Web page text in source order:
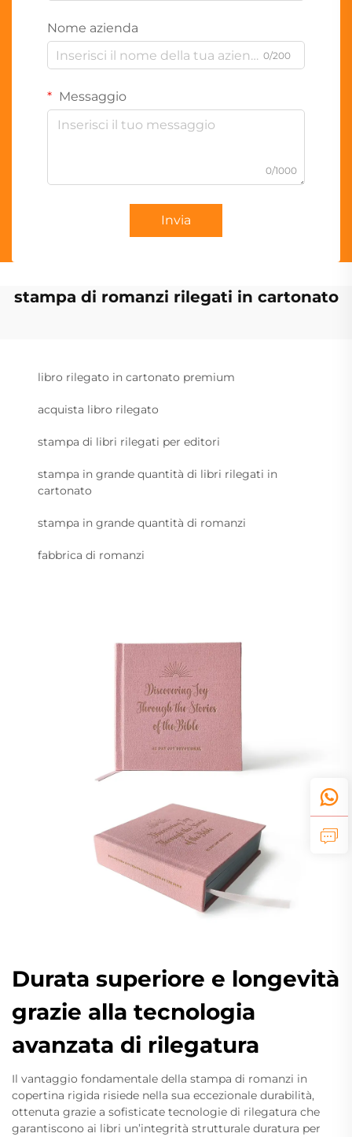
Nome azienda
0/200
Messaggio
0/1000
Invia
stampa di romanzi rilegati in cartonato
libro rilegato in cartonato premium
acquista libro rilegato
stampa di libri rilegati per editori
stampa in grande quantità di libri rilegati in
cartonato
stampa in grande quantità di romanzi
fabbrica di romanzi
Durata superiore e longevità
grazie alla tecnologia
avanzata di rilegatura
Il vantaggio fondamentale della stampa di romanzi in
copertina rigida risiede nella sua eccezionale durabilità,
ottenuta grazie a sofisticate tecnologie di rilegatura che
garantiscono ai libri un’integrità strutturale duratura per